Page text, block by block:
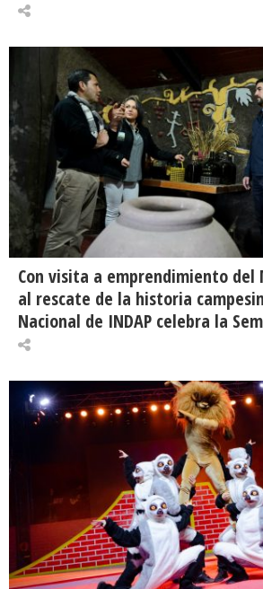
Con visita a emprendimiento del
al rescate de la historia
Nacional de INDAP celebra la